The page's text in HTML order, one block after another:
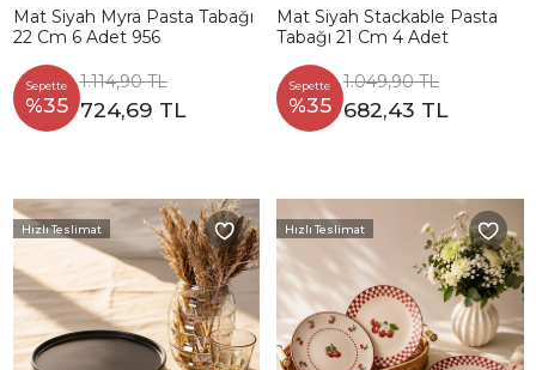
Mat Siyah Myra Pasta Tabağı
22 Cm 6 Adet 956
Sepette
%35
1.114,90 TL
724,69 TL
Mat Siyah Stackable Pasta
Tabağı 21 Cm 4 Adet
Sepette
%35
1.049,90 TL
682,43 TL
Hızlı Teslimat Hızlı Teslimat